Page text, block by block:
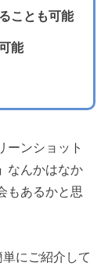
ことも可能
能
ーンショット
なんかはなか
もあるかと思
にご紹介して